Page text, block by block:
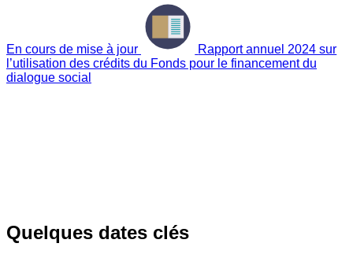
En cours de mise à jour
Rapport annuel 2024 sur
l’utilisation des crédits du Fonds pour le financement du
dialogue social
Quelques dates clés